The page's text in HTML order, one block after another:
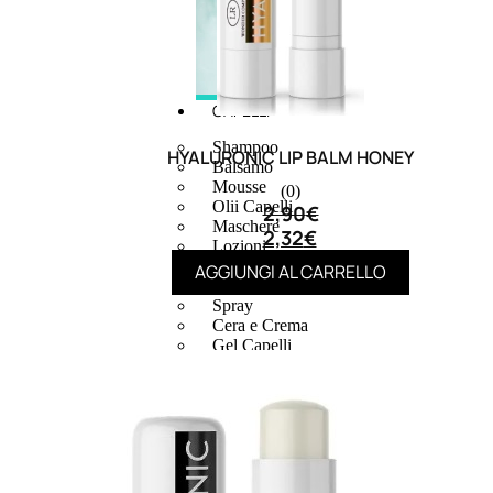
CAPELLI
Shampoo
Balsamo
Mousse
Olii Capelli
Maschere
Lozioni
Fiale
Spray
Cera e Crema
Gel Capelli
HYALURONIC LIP BALM HONEY
(0)
2,90€
2,32€
AGGIUNGI AL CARRELLO